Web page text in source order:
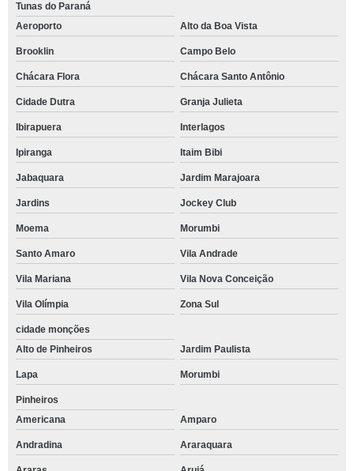
Tunas do Paraná
Aeroporto
Alto da Boa Vista
Brooklin Campo Belo
Chácara Flora Chácara Santo Antônio
Cidade Dutra Granja Julieta
Ibirapuera Interlagos
Ipiranga Itaim Bibi
Jabaquara Jardim Marajoara
Jardins Jockey Club
Moema Morumbi
Santo Amaro Vila Andrade
Vila Mariana Vila Nova Conceição
Vila Olímpia Zona Sul
cidade monções
Alto de Pinheiros
Jardim Paulista
Lapa Morumbi
Pinheiros
Americana
Amparo
Andradina Araraquara